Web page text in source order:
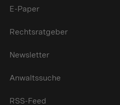
E-Paper
Rechtsratgeber
Newsletter
Anwaltssuche
RSS-Feed